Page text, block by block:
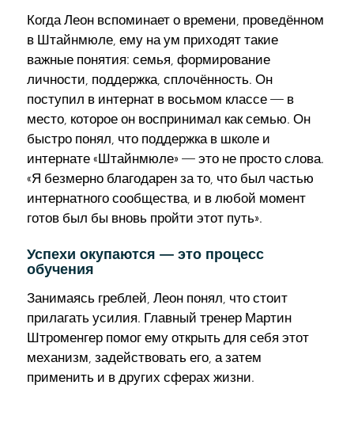
Когда Леон вспоминает о времени, проведённом
в Штайнмюле, ему на ум приходят такие
важные понятия: семья, формирование
личности, поддержка, сплочённость. Он
поступил в интернат в восьмом классе — в
место, которое он воспринимал как семью. Он
быстро понял, что поддержка в школе и
интернате «Штайнмюле» — это не просто слова.
«Я безмерно благодарен за то, что был частью
интернатного сообщества, и в любой момент
готов был бы вновь пройти этот путь».
Успехи окупаются — это процесс
обучения
Занимаясь греблей, Леон понял, что стоит
прилагать усилия. Главный тренер Мартин
Штроменгер помог ему открыть для себя этот
механизм, задействовать его, а затем
применить и в других сферах жизни.